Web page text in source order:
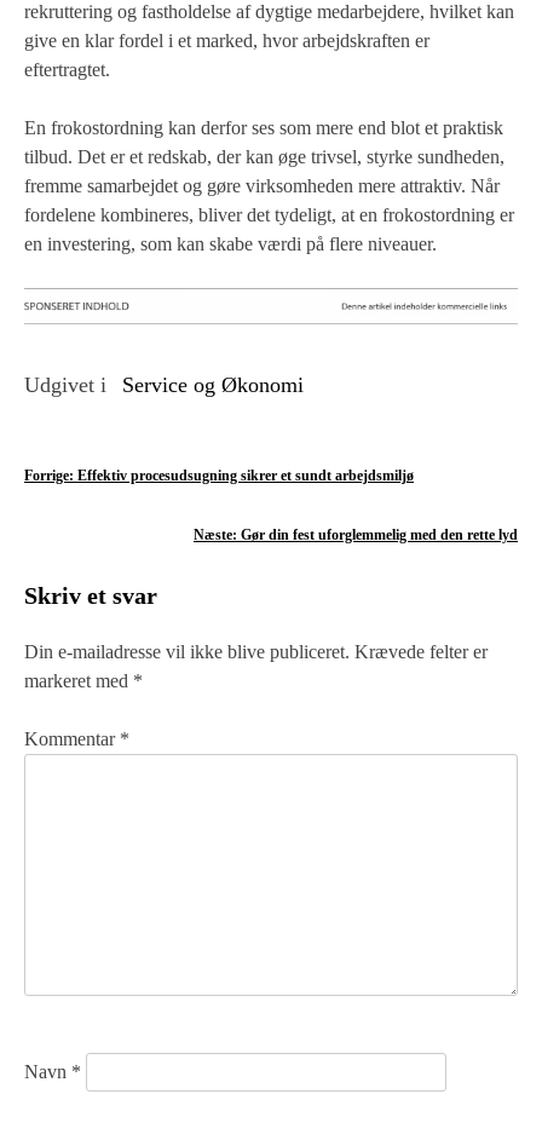
rekruttering og fastholdelse af dygtige medarbejdere, hvilket kan
give en klar fordel i et marked, hvor arbejdskraften er
eftertragtet.
En frokostordning kan derfor ses som mere end blot et praktisk
tilbud. Det er et redskab, der kan øge trivsel, styrke sundheden,
fremme samarbejdet og gøre virksomheden mere attraktiv. Når
fordelene kombineres, bliver det tydeligt, at en frokostordning er
en investering, som kan skabe værdi på flere niveauer.
Udgivet i Service og Økonomi
I
l
æ
s
a
Forrige: Effektiv procesudsugning sikrer et sundt arbejdsmiljø
Næste: Gør din fest uforglemmelig med den rette lyd
Skriv et svar
Din e-mailadresse vil ikke blive publiceret. Krævede felter er
markeret med *
Kommentar *
Navn *